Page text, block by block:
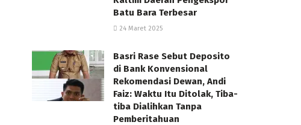
Batu Bara Terbesar
24 Maret 2025
Basri Rase Sebut Deposito
di Bank Konvensional
Rekomendasi Dewan, Andi
Faiz: Waktu Itu Ditolak, Tiba-
tiba Dialihkan Tanpa
Pemberitahuan